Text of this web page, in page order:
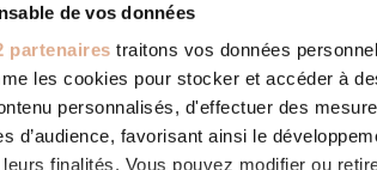
de vos données
partenaires traitons vos données
les cookies pour stocker et accéder à
personnalisés, d'effectuer des
d’audience, favorisant ainsi le
finalités. Vous pouvez modifier ou